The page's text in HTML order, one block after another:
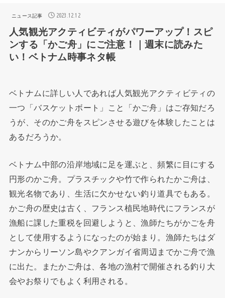
ニュース記事 2023.12.12
人気観光アクティビティがパワーアップ！スピ
ンする「かご舟」にご注意！｜週末に読みた
い！ベトナム時事ネタ帳
ベトナムに詳しい人であれば人気観光アクティビティの
一つ「バスケットボート」こと「かご舟」はご存知だろ
うが、そのかご舟をスピンさせる遊びを体験したことは
あるだろうか。
ベトナム中部の沿岸地域に足を運ぶと、頻繁に目にする
円形のかご舟。プラスチックや竹で作られたかご舟は、
観光名物であり、生活に欠かせない釣り道具でもある。
かご舟の歴史は古く、フランス植民地時代にフランスが
漁船に課した重税を回避しようと、漁師たちがかごを舟
として使用するようになったのが始まり。漁師たちはダ
ナンからリーソン島やクアンガイ省周辺までかご舟で漁
に出た。またかご舟は、各地の漁村で開催される釣り大
会やお祭りでもよく利用される。